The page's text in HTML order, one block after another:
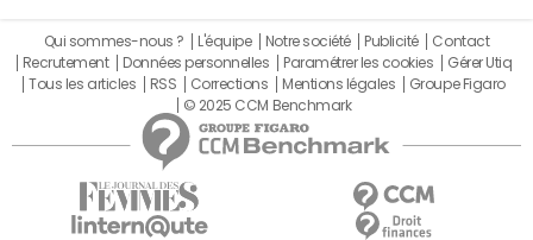
Qui sommes-nous ? L'équipe Notre société Publicité
Contact
Recrutement
Données personnelles Paramétrer les cookies
Gérer Utiq
Tous les articles
RSS Corrections Mentions légales
Groupe Figaro
© 2025 CCM Benchmark